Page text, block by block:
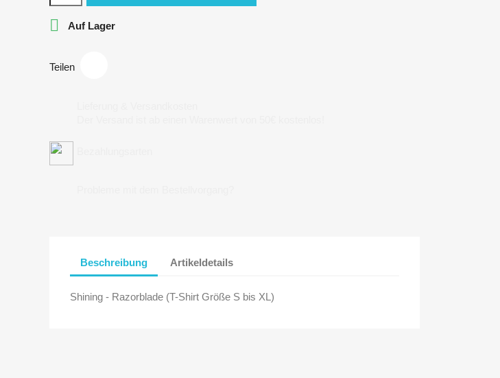
 Auf Lager
Teilen
Beschreibung Artikeldetails
Shining - Razorblade (T-Shirt Größe S bis XL)